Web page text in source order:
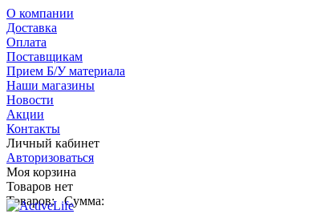
О компании
Доставка
Оплата
Поставщикам
Прием Б/У материала
Наши магазины
Новости
Акции
Контакты
Личный кабинет
Авторизоваться
Моя корзина
Товаров нет
Товаров: Сумма: